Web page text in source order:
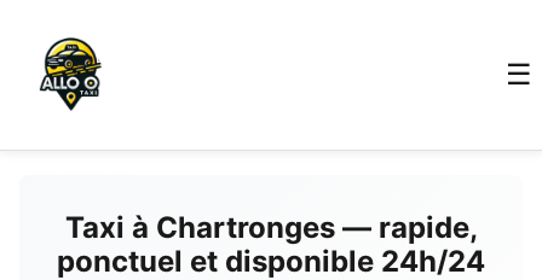
☰
Taxi à Chartronges — rapide,
ponctuel et disponible 24h/24